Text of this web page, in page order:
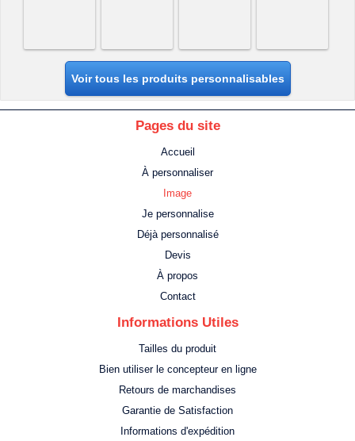
Voir tous les produits personnalisables
Pages du site
Accueil
À personnaliser
Image
Je personnalise
Déjà personnalisé
Devis
À propos
Contact
Informations Utiles
Tailles du produit
Bien utiliser le concepteur en ligne
Retours de marchandises
Garantie de Satisfaction
Informations d'expédition